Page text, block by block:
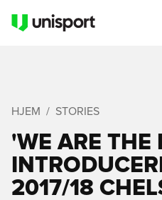
HJEM STORIES
'WE ARE THE
2017/18